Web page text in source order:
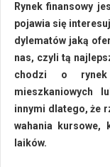
Rynek finansowy
pojawia się
dylematów jaką
nas, czyli tą
chodzi o rynek
mieszkaniowych
innymi dlatego, że
wahania kursowe,
laików.